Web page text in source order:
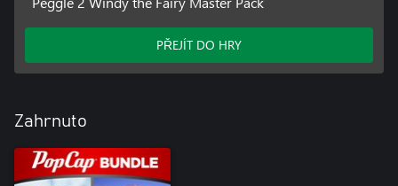
PŘEJÍT DO HRY
Zahrnuto